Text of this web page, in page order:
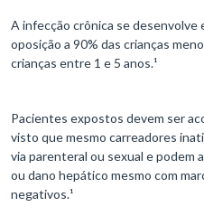
A infecção crônica se desenvolve
oposição a 90% das crianças
crianças entre 1 e 5 anos.¹
Pacientes expostos devem ser
visto que mesmo carreadores
via parenteral ou sexual e podem
ou dano hepático mesmo com
negativos.¹